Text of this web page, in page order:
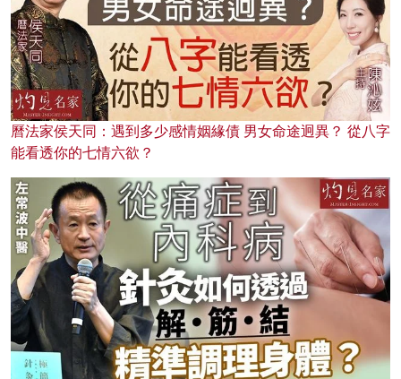
曆法家侯天同：遇到多少感情姻緣債 男女命途迥異？ 從八字
能看透你的七情六欲？